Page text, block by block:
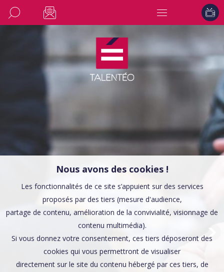
CONSEILS EMPLOI
Affaires sensibles
Nous avons des cookies !
Les fonctionnalités de ce site s’appuient sur des services
proposés par des tiers (mesure d'audience,
partage de contenu, amélioration de la convivialité, visionnage de
contenu multimédia).
Si vous donnez votre consentement, ces tiers déposeront des
cookies qui vous permettront de visualiser
directement sur le site du contenu hébergé par ces tiers, de